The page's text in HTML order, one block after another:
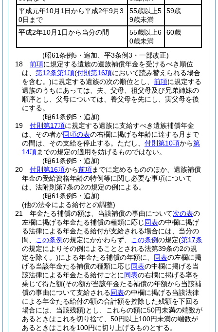
平成元年10月1日から平成2年9月3
0日まで
55歳以上5
9歳未満
59歳
平成2年10月1日から当分の間
55歳以上6
0歳未満
60歳
(昭61条例5・追加、平3条例3・一部改正)
18
前項に規定する遺族の遺族補償年金を受けるべき順位
は、 第12条第1項(付則第16項において読み替えられる場合
を含む。)に規定する遺族の次の順位とし、 前項に規定する
遺族のうちにあっては、夫、父母、祖父母及び兄弟姉妹の
順序とし、父母については、養父母を先にし、実父母を後
にする。
(昭61条例5・追加)
19
付則第17項に規定する遺族に支給すべき遺族補償年金
は、その者が同項の表の右欄に掲げる年齢に達する月まで
の間は、その支給を停止する。 ただし、 付則第10項から第
14項までの規定の適用を妨げるものではない。
(昭61条例5・追加)
20
付則第16項から前項までに定めるもののほか、遺族補償
年金の受給資格年齢の特例等に関し必要な事項について
は、法附則第7条の2の規定の例による。
(昭61条例5・追加)
(他の法令による給付との調整)
21
年金たる補償の額は、当該補償の事由について次の表の
左欄に掲げる年金たる補償の種類に応じ同表の中欄に掲げ
る法律による年金たる給付が支給される場合には、当分の
間、
この条例の規定にかかわらず、 この条例の規定(第17条
の規定によりその例によることとされる法第39条の2の規
定を除く。)による年金たる補償の年額に、 同表の左欄に掲
げる当該年金たる補償の種類に応じ同表の中欄に掲げる当
該法律による年金たる給付ごとに同表の右欄に掲げる率を
乗じて得た額(その額が当該年金たる補償の年額から当該補
償の事由について支給される同表の中欄に掲げる当該法律
による年金たる給付の額の合計額を控除した残額を下回る
場合には、当該残額)とし、これらの額に50円未満の端数が
あるときはこれを切り捨て、50円以上100円未満の端数が
あるときはこれを100円に切り上げるものとする。